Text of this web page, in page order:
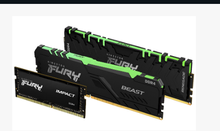
TECHBBS
HINTA.FI
KAUPPA
VAIHDA TEEMA